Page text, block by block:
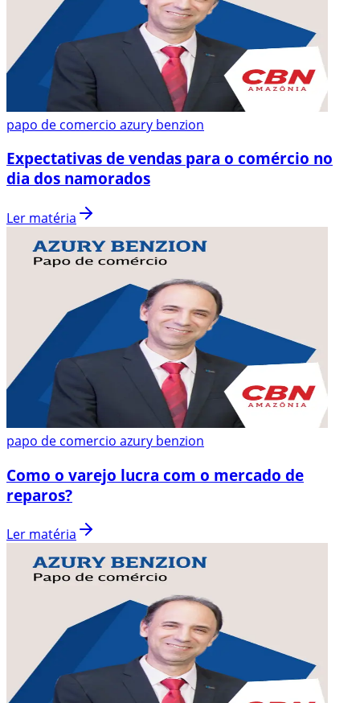
papo de comercio azury benzion
Expectativas de vendas para o comércio no
dia dos namorados
Ler matéria
papo de comercio azury benzion
Como o varejo lucra com o mercado de
reparos?
Ler matéria